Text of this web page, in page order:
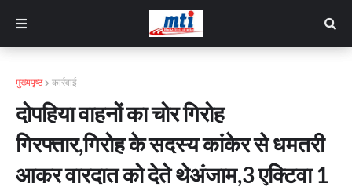
मुख्यपृष्ठ कार्रवाई
दोपहिया वाहनों का चोर गिरोह
गिरफ्तार,गिरोह के सदस्य कांकेर से धमतरी
आकर वारदात को देते थेअंजाम,3 एक्टिवा 1